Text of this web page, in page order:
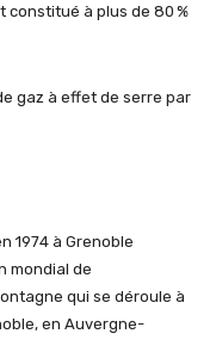
à plus de 80 %
gaz à effet de serre par
1974 à Grenoble
mondial de
qui se déroule à
en Auvergne-